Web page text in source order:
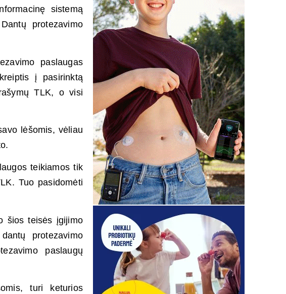
sistemą
protezavimo
paslaugas
į pasirinktą
TLK, o visi
lėšomis, vėliau
teikiamos tik
Tuo pasidomėti
šios teisės įgijimo
protezavimo
paslaugų
turi keturios